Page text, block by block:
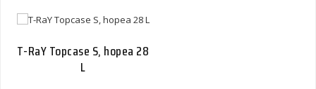
T-RaY Topcase S, hopea 28
L